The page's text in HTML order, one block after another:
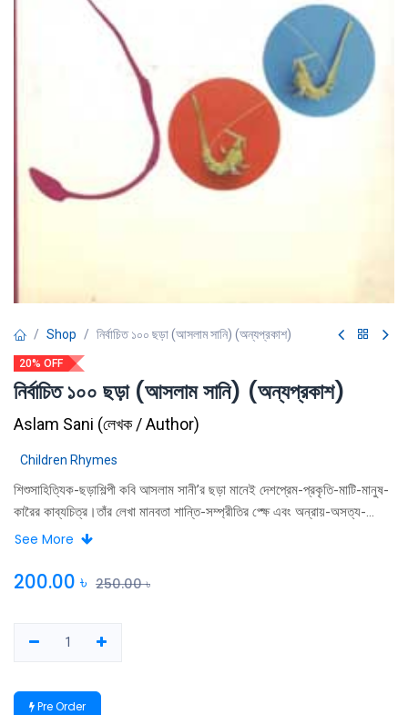
Shop নির্বাচিত ১০০ ছড়া (আসলাম সানি) (অন্যপ্রকাশ)
20% OFF
নির্বাচিত ১০০ ছড়া (আসলাম সানি) (অন্যপ্রকাশ)
Aslam Sani (লেখক / Author)
Children Rhymes
শিশুসাহিত্যিক-ছড়াশিল্পী কবি আসলাম সানী’র ছড়া মানেই দেশপ্রেম-প্রকৃতি-মাটি-মানুষ-
কারৈর কাব্যচিত্র।তাঁর লেখা মানবতা শান্তি-সম্প্রীতির প্ক্ষে এবং অন্রায়-অসত্য-
অনিয়মের প্রতি তীব্র প্রতিবাদ।
See More
200.00 ৳ 250.00৳
Pre Order